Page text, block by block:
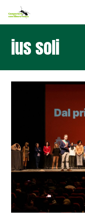
ius soli